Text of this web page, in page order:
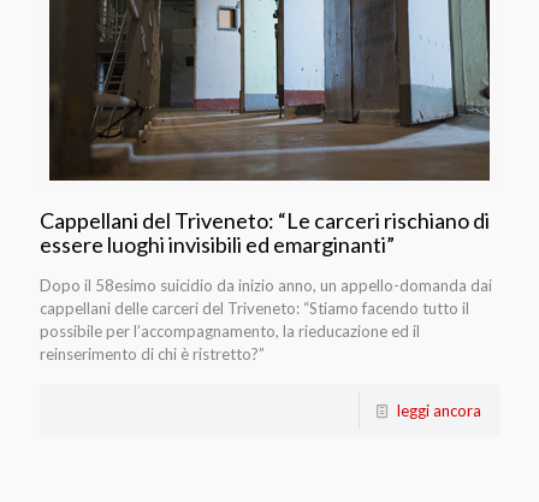
Cappellani del Triveneto: “Le carceri rischiano di
essere luoghi invisibili ed emarginanti”
Dopo il 58esimo suicidio da inizio anno, un appello-domanda dai
cappellani delle carceri del Triveneto: “Stiamo facendo tutto il
possibile per l’accompagnamento, la rieducazione ed il
reinserimento di chi è ristretto?”
leggi ancora